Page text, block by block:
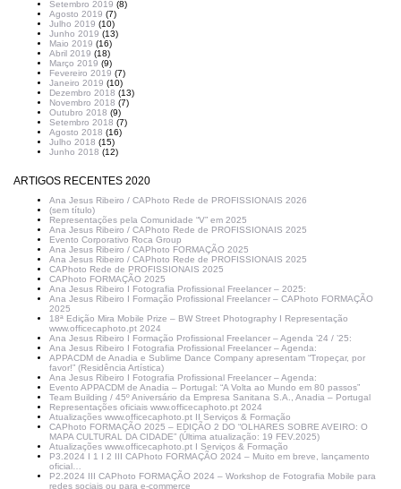
Setembro 2019 (8)
Agosto 2019 (7)
Julho 2019 (10)
Junho 2019 (13)
Maio 2019 (16)
Abril 2019 (18)
Março 2019 (9)
Fevereiro 2019 (7)
Janeiro 2019 (10)
Dezembro 2018 (13)
Novembro 2018 (7)
Outubro 2018 (9)
Setembro 2018 (7)
Agosto 2018 (16)
Julho 2018 (15)
Junho 2018 (12)
ARTIGOS RECENTES 2020
Ana Jesus Ribeiro / CAPhoto Rede de PROFISSIONAIS 2026
(sem título)
Representações pela Comunidade “V” em 2025
Ana Jesus Ribeiro / CAPhoto Rede de PROFISSIONAIS 2025
Evento Corporativo Roca Group
Ana Jesus Ribeiro / CAPhoto FORMAÇÃO 2025
Ana Jesus Ribeiro / CAPhoto Rede de PROFISSIONAIS 2025
CAPhoto Rede de PROFISSIONAIS 2025
CAPhoto FORMAÇÃO 2025
Ana Jesus Ribeiro I Fotografia Profissional Freelancer – 2025:
Ana Jesus Ribeiro I Formação Profissional Freelancer – CAPhoto FORMAÇÃO
2025
18ª Edição Mira Mobile Prize – BW Street Photography I Representação
www.officecaphoto.pt 2024
Ana Jesus Ribeiro I Formação Profissional Freelancer – Agenda ’24 / ’25:
Ana Jesus Ribeiro I Fotografia Profissional Freelancer – Agenda:
APPACDM de Anadia e Sublime Dance Company apresentam “Tropeçar, por
favor!” (Residência Artística)
Ana Jesus Ribeiro I Fotografia Profissional Freelancer – Agenda:
Evento APPACDM de Anadia – Portugal: “A Volta ao Mundo em 80 passos”
Team Building / 45º Aniversário da Empresa Sanitana S.A., Anadia – Portugal
Representações oficiais www.officecaphoto.pt 2024
Atualizações www.officecaphoto.pt II Serviços & Formação
CAPhoto FORMAÇÃO 2025 – EDIÇÃO 2 DO “OLHARES SOBRE AVEIRO: O
MAPA CULTURAL DA CIDADE” (Última atualização: 19 FEV.2025)
Atualizações www.officecaphoto.pt I Serviços & Formação
P3.2024 I 1 I 2 III CAPhoto FORMAÇÃO 2024 – Muito em breve, lançamento
oficial…
P2.2024 III CAPhoto FORMAÇÃO 2024 – Workshop de Fotografia Mobile para
redes sociais ou para e-commerce